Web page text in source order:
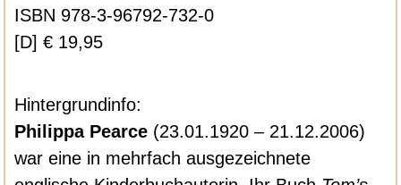
ISBN 978-3-96792-732-0
[D] € 19,95
Hintergrundinfo:
Philippa Pearce (23.01.1920 – 21.12.2006)
war eine in mehrfach ausgezeichnete